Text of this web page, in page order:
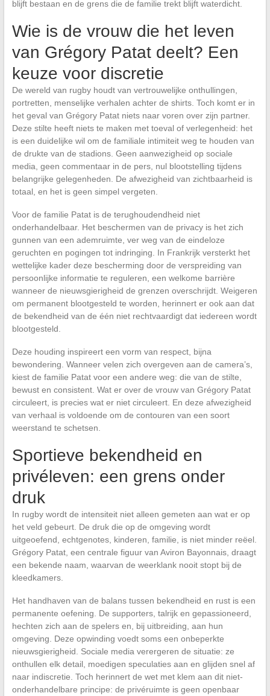
blijft bestaan en de grens die de familie trekt blijft waterdicht.
Wie is de vrouw die het leven
van Grégory Patat deelt? Een
keuze voor discretie
De wereld van rugby houdt van vertrouwelijke onthullingen,
portretten, menselijke verhalen achter de shirts. Toch komt er in
het geval van Grégory Patat niets naar voren over zijn partner.
Deze stilte heeft niets te maken met toeval of verlegenheid: het
is een duidelijke wil om de familiale intimiteit weg te houden van
de drukte van de stadions. Geen aanwezigheid op sociale
media, geen commentaar in de pers, nul blootstelling tijdens
belangrijke gelegenheden. De afwezigheid van zichtbaarheid is
totaal, en het is geen simpel vergeten.
Voor de familie Patat is de terughoudendheid niet
onderhandelbaar. Het beschermen van de privacy is het zich
gunnen van een ademruimte, ver weg van de eindeloze
geruchten en pogingen tot indringing. In Frankrijk versterkt het
wettelijke kader deze bescherming door de verspreiding van
persoonlijke informatie te reguleren, een welkome barrière
wanneer de nieuwsgierigheid de grenzen overschrijdt. Weigeren
om permanent blootgesteld te worden, herinnert er ook aan dat
de bekendheid van de één niet rechtvaardigt dat iedereen wordt
blootgesteld.
Deze houding inspireert een vorm van respect, bijna
bewondering. Wanneer velen zich overgeven aan de camera’s,
kiest de familie Patat voor een andere weg: die van de stilte,
bewust en consistent. Wat er over de vrouw van Grégory Patat
circuleert, is precies wat er niet circuleert. En deze afwezigheid
van verhaal is voldoende om de contouren van een soort
weerstand te schetsen.
Sportieve bekendheid en
privéleven: een grens onder
druk
In rugby wordt de intensiteit niet alleen gemeten aan wat er op
het veld gebeurt. De druk die op de omgeving wordt
uitgeoefend, echtgenotes, kinderen, familie, is niet minder reëel.
Grégory Patat, een centrale figuur van Aviron Bayonnais, draagt
een bekende naam, waarvan de weerklank nooit stopt bij de
kleedkamers.
Het handhaven van de balans tussen bekendheid en rust is een
permanente oefening. De supporters, talrijk en gepassioneerd,
hechten zich aan de spelers en, bij uitbreiding, aan hun
omgeving. Deze opwinding voedt soms een onbeperkte
nieuwsgierigheid. Sociale media verergeren de situatie: ze
onthullen elk detail, moedigen speculaties aan en glijden snel af
naar indiscretie. Toch herinnert de wet met klem aan dit niet-
onderhandelbare principe: de privéruimte is geen openbaar